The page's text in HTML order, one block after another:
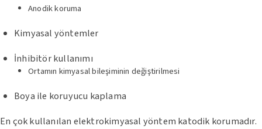
Anodik koruma
Kimyasal yöntemler
İnhibitör kullanımı
Ortamın kimyasal bileşiminin değiştirilmesi
Boya ile koruyucu kaplama
En çok kullanılan elektrokimyasal yöntem katodik korumadır.